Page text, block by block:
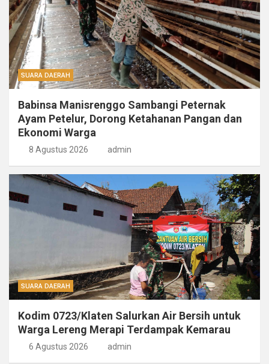
SUARA DAERAH
Babinsa Manisrenggo Sambangi Peternak
Ayam Petelur, Dorong Ketahanan Pangan dan
Ekonomi Warga
8 Agustus 2026 admin
SUARA DAERAH
Kodim 0723/Klaten Salurkan Air Bersih untuk
Warga Lereng Merapi Terdampak Kemarau
6 Agustus 2026 admin